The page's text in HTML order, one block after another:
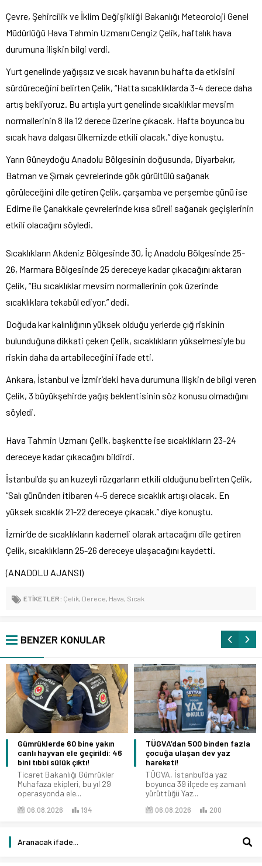
Çevre, Şehircilik ve İklim Değişikliği Bakanlığı Meteoroloji Genel
Müdürlüğü Hava Tahmin Uzmanı Cengiz Çelik, haftalık hava
durumuna ilişkin bilgi verdi.
Yurt genelinde yağışsız ve sıcak havanın bu hafta da etkisini
sürdüreceğini belirten Çelik, “Hatta sıcaklıklarda 3-4 derece daha
artış bekliyoruz. Bu artışla yurt genelinde sıcaklıklar mevsim
normallerinin 8 ila 12 derece üzerine çıkacak. Hafta boyunca bu
sıcak hava dalgası ülkemizde etkili olacak.” diye konuştu.
Yarın Güneydoğu Anadolu Bölgesinin doğusunda, Diyarbakır,
Batman ve Şırnak çevrelerinde gök gürültülü sağanak
görüleceğini dile getiren Çelik, çarşamba ve perşembe günü ise
Edirne ile Çanakkale çevrelerinde kısa süreli sağanak geçişlerinin
etkili olacağını söyledi.
Sıcaklıkların Akdeniz Bölgesinde 30, İç Anadolu Bölgesinde 25-
26, Marmara Bölgesinde 25 dereceye kadar çıkacağını aktaran
Çelik, “Bu sıcaklıklar mevsim normallerinin çok üzerinde
sıcaklıklara tekabül ediyor.” dedi.
Doğuda kar kalınlığının yüksek olduğu yerlerde çığ riskinin
bulunduğuna dikkati çeken Çelik, sıcaklıkların yükselmesiyle bu
riskin daha da artabileceğini ifade etti.
Ankara, İstanbul ve İzmir’deki hava durumuna ilişkin de bilgi veren
Çelik, 3 büyükşehirde yağış beklentisinin söz konusu olmadığını
söyledi.
Hava Tahmin Uzmanı Çelik, başkentte ise sıcaklıkların 23-24
dereceye kadar çıkacağını bildirdi.
İstanbul’da şu an kuzeyli rüzgarların etkili olduğunu belirten Çelik,
“Salı gününden itibaren 4-5 derece sıcaklık artışı olacak. En
yüksek sıcaklık 21-22 dereceye çıkacak.” diye konuştu.
İzmir’de de sıcaklıkların kademeli olarak artacağını dile getiren
Çelik, sıcaklıkların 25-26 dereceye ulaşacağını kaydetti.
(ANADOLU AJANSI)
ETİKETLER: Çelik, Derece, Hava, Sıcak
BENZER KONULAR
TÜGVA’dan 500 binden fazla
çocuğa ulaşan dev yaz
hareketi!
TÜGVA, İstanbul’da yaz
boyunca 39 ilçede eş zamanlı
yürüttüğü Yaz...
06.08.2026
Komşu dairedeki böcek
ilacından zehirlenen 9
yaşındaki çocuk öldü!
Çanakkale'de komşu dairede
yapılan ilaçlamadan
iddia edilen 9 yaşındaki...
06.08.2026